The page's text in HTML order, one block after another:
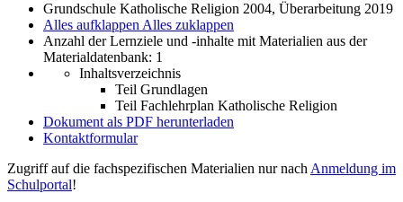
Grundschule Katholische Religion 2004, Überarbeitung 2019
Alles aufklappen Alles zuklappen
Anzahl der Lernziele und -inhalte mit Materialien aus der
Materialdatenbank: 1
Inhaltsverzeichnis
Teil Grundlagen
Teil Fachlehrplan Katholische Religion
Dokument als PDF herunterladen
Kontaktformular
Zugriff auf die fachspezifischen Materialien nur nach Anmeldung im
Schulportal!